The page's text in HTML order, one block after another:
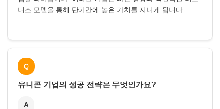
니스 모델을 통해 단기간에 높은 가치를 지니게 됩니다.
Q
유니콘 기업의 성공 전략은 무엇인가요?
A